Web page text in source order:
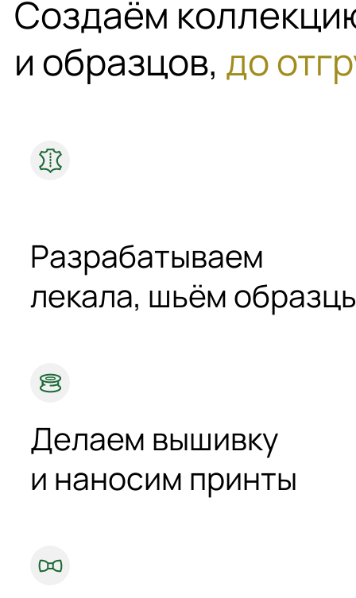
Создаём
и образцов, до
Разрабатываем
лекала, шьём
Делаем вышивку
и наносим принты